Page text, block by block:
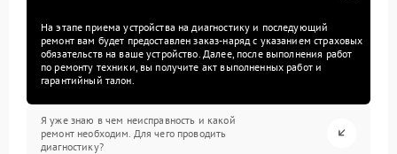
На этапе приема устройства на диагностику и последующий
ремонт вам будет предоставлен заказ-наряд с указанием страховых
обязательств на ваше устройство. Далее, после выполнения работ
по ремонту техники, вы получите акт выполненных работ и
гарантийный талон.
Я уже знаю в чем неисправность и какой
ремонт необходим. Для чего проводить
диагностику?